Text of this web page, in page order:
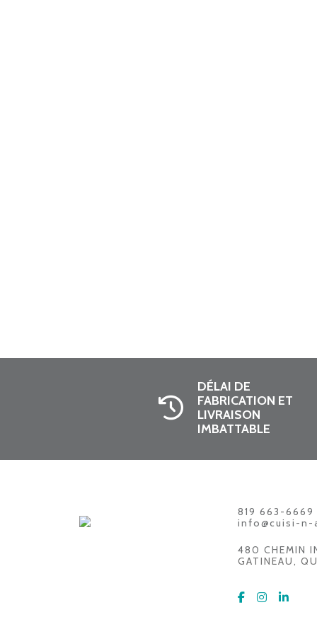
DÉLAI DE
FABRICATION ET
LIVRAISON
IMBATTABLE
819 663-6669
info@cuisi-
480 CHEMIN
GATINEAU,